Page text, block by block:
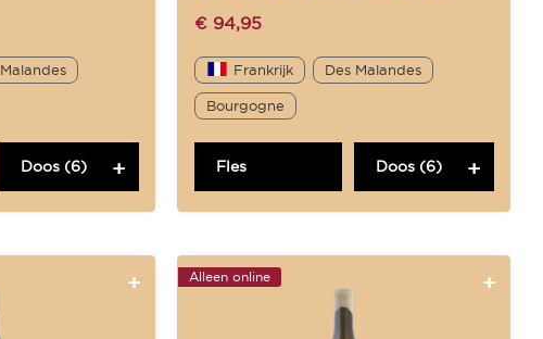
Doos (6)
€ 94,95
Frankrijk Des Malandes
Bourgogne
Fles Doos (6)
Alleen online